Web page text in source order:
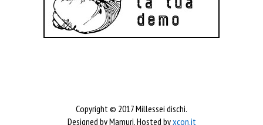
Copyright © 2017 Millessei dischi.
Designed by Mamuri, Hosted byxcon.it